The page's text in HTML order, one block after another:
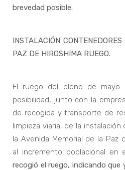
brevedad posible.
INSTALACIÓN
PAZ DE HIROSHIMA RUEGO.
El ruego del pleno de
posibilidad, junto con la
de recogida y transporte de
limpieza viaria, de la
la Avenida Memorial de la Paz
al incremento poblacional en
recogió el ruego, indicando que